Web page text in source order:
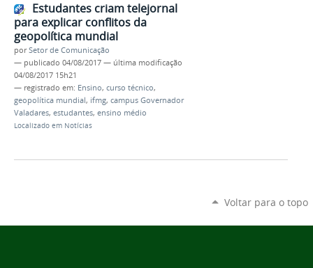
Estudantes criam telejornal
para explicar conflitos da
geopolítica mundial
porSetor de Comunicação
— publicado 04/08/2017 — última modificação
04/08/2017 15h21
— registrado em: Ensino, curso técnico,
geopolítica mundial, ifmg, campus Governador
Valadares, estudantes, ensino médio
Localizado em Notícias
Voltar para o topo